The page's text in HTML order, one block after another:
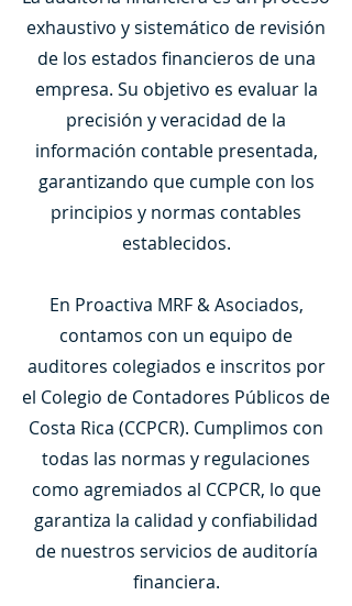
exhaustivo y sistemático de revisión
de los estados financieros de una
empresa. Su objetivo es evaluar la
precisión y veracidad de la
información contable presentada,
garantizando que cumple con los
principios y normas contables
establecidos.
En Proactiva MRF & Asociados,
contamos con un equipo de
auditores colegiados e inscritos por
el Colegio de Contadores Públicos de
Costa Rica (CCPCR). Cumplimos con
todas las normas y regulaciones
como agremiados al CCPCR, lo que
garantiza la calidad y confiabilidad
de nuestros servicios de auditoría
financiera.